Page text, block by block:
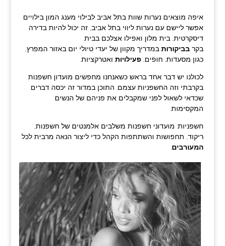
איפה מוצאים נערות שוות בתל אביב לבילוי מענג המון בילויים
אפשר ליישם עם נערות ליווי בתל אביב, זה יכול להיות בדירה
דיסקרטית, בית מלון ואפילו אצלכם בבית.
בקר בביקורותבמדריך מקוון של יעדי טיולי יום באזור המפרץ,
כגון מסעדות, חופים, פעילויותואטרקציות.
לכולנו יש דבר אחד בראש כשאנחנו מחפשים מועדון חשפנות
בקרבתי וזה החשפניות עצמם. התוכן במדור זה יכסה דברים
שכדאי לשאול לפני שמקבלים את פניהם של הנשים
המקסימות.
חשפניות: מועדוני חשפנות משלבים אלמנטים של חשפנות,
ריקוד, תחפושות והשתתפות הקהל כדי ליצור הנאה מרבית לכל
המעורבים.